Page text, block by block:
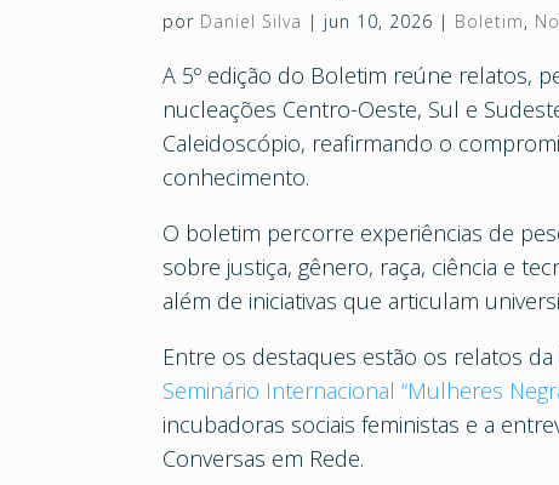
por Daniel Silva | jun 10, 2026 | Boletim,
A 5º edição do Boletim reúne relatos,
nucleações Centro-Oeste, Sul e
Caleidoscópio, reafirmando o
conhecimento.
O boletim percorre experiências de
sobre justiça, gênero, raça, ciência e
além de iniciativas que articulam
Entre os destaques estão os relatos da
Seminário Internacional “Mulheres
incubadoras sociais feministas e a
Conversas em Rede.